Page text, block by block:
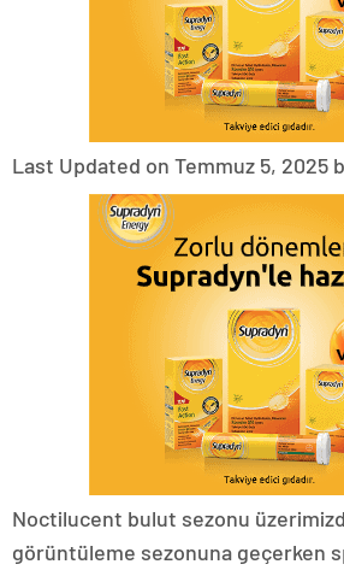
Last Updated on Temmuz 5, 2025
Noctilucent bulut sezonu
görüntüleme sezonuna geçerken